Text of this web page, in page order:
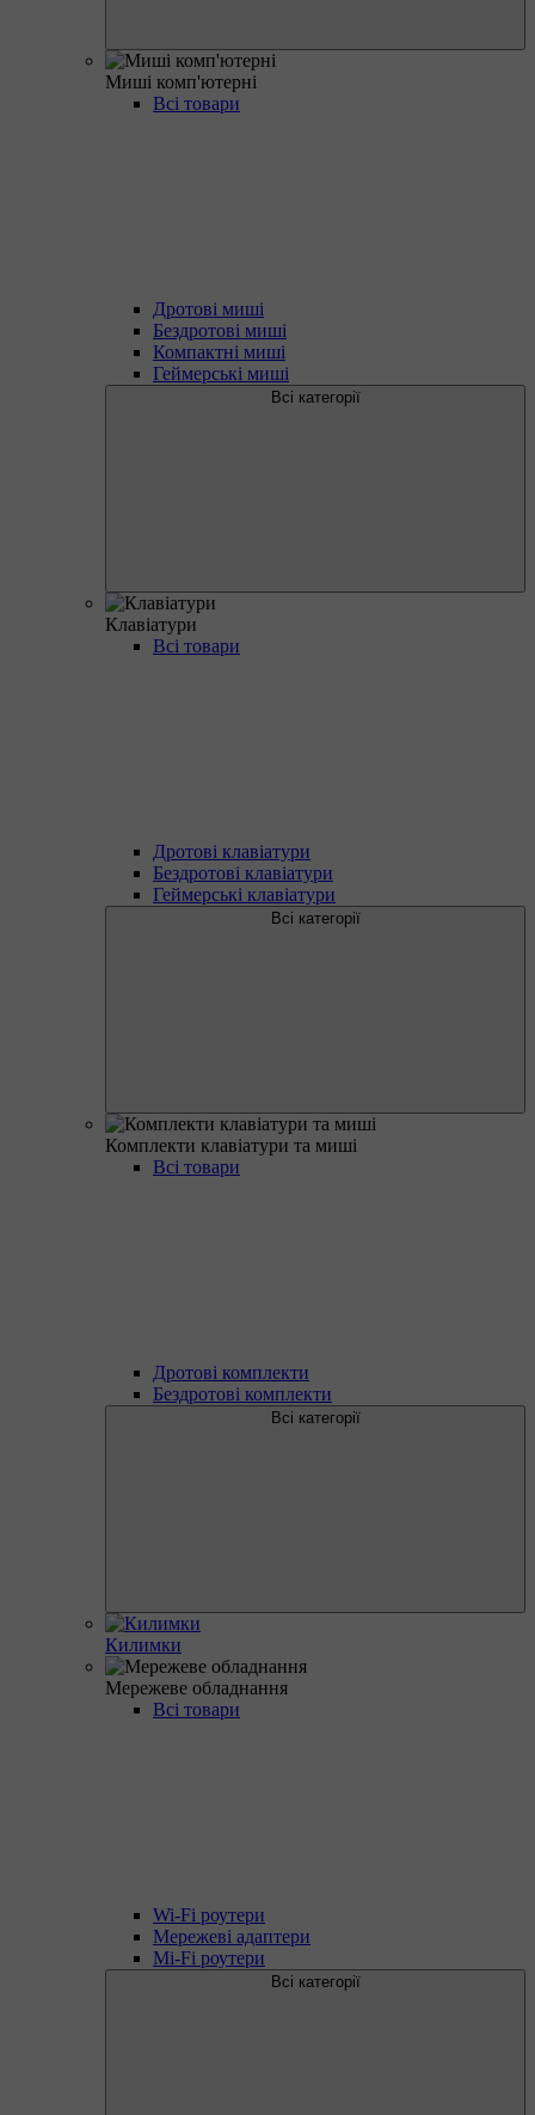
Миші комп'ютерні
Всі товари
Дротові миші
Бездротові миші
Компактні миші
Геймерські миші
Всі категорії
Клавіатури
Всі товари
Дротові клавіатури
Бездротові клавіатури
Геймерські клавіатури
Всі категорії
Комплекти клавіатури та миші
Всі товари
Дротові комплекти
Бездротові комплекти
Всі категорії
Килимки
Мережеве обладнання
Всі товари
Wi-Fi роутери
Мережеві адаптери
Mi-Fi роутери
Всі категорії